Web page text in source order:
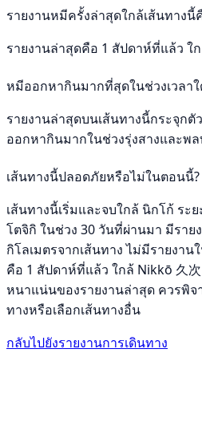
รายงานหมีครั้งล่าสุดใกล้เส้นทางนี้
รายงานล่าสุดคือ 1 สัปดาห์ที่แล้ว ใ
หมีออกหากินมากที่สุดในช่วงเวลา
รายงานล่าสุดบนเส้นทางนี้กระจุก
ออกหากินมากในช่วงรุ่งสางและพ
เส้นทางนี้ปลอดภัยหรือไม่ในตอนนี้?
เส้นทางนี้เริ่มและจบใกล้ นิกโก้ ระ
โตจิกิ ในช่วง 30 วันที่ผ่านมา มีราย
กิโลเมตรจากเส้นทาง ไม่มีรายงา
คือ 1 สัปดาห์ที่แล้ว ใกล้ Nikkō 久
หนาแน่นของรายงานล่าสุด ควรพิจ
ทางหรือเลือกเส้นทางอื่น
กลับไปยังรายงานการเดินทาง